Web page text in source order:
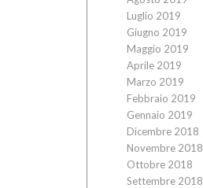
Luglio 2019
Giugno 2019
Maggio 2019
Aprile 2019
Marzo 2019
Febbraio 2019
Gennaio 2019
Dicembre 2018
Novembre 2018
Ottobre 2018
Settembre 2018